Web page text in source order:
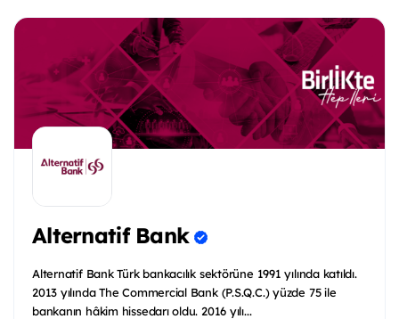
Alternatif Bank
Alternatif Bank Türk bankacılık sektörüne 1991 yılında katıldı.
2013 yılında The Commercial Bank (P.S.Q.C.) yüzde 75 ile
bankanın hâkim hissedarı oldu. 2016 yılı...